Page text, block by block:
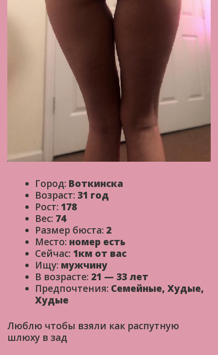
Город: Воткинска
Возраст: 31 год
Рост: 178
Вес: 74
Размер бюста: 2
Место: номер есть
Сейчас: 1км от вас
Ищу: мужчину
В возрасте: 21 — 33 лет
Предпочтения: Семейные, Худые,
Худые
Люблю чтобы взяли как распутную
шлюху в зад